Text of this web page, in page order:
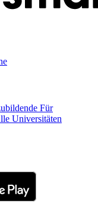
Für
Universitäten